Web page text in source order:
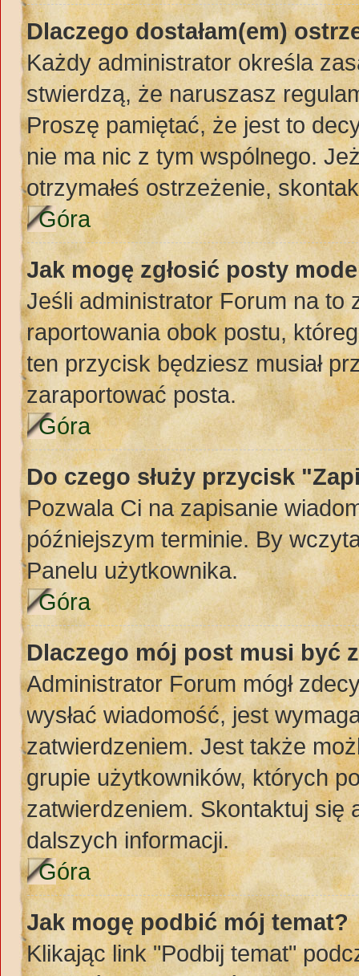
Dlaczego dostałam(em)
Każdy administrator określa
stwierdzą, że naruszasz
Proszę pamiętać, że jest to
nie ma nic z tym wspólnego.
otrzymałeś ostrzeżenie,
Góra
Jak mogę zgłosić posty
Jeśli administrator Forum na to
raportowania obok postu,
ten przycisk będziesz musiał
zaraportować posta.
Góra
Do czego służy przycisk
Pozwala Ci na zapisanie
późniejszym terminie. By
Panelu użytkownika.
Góra
Dlaczego mój post musi być
Administrator Forum mógł
wysłać wiadomość, jest
zatwierdzeniem. Jest także
grupie użytkowników, których
zatwierdzeniem. Skontaktuj się
dalszych informacji.
Góra
Jak mogę podbić mój temat?
Klikając link "Podbij temat"